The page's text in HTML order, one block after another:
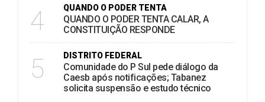
4 QUANDO O PODER TENTA
QUANDO O PODER TENTA CALAR, A
CONSTITUIÇÃO RESPONDE
5 DISTRITO FEDERAL
Comunidade do P Sul pede diálogo da
Caesb após notificações; Tabanez
solicita suspensão e estudo técnico